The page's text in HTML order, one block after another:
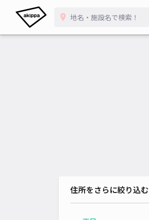
住所をさらに絞り込む